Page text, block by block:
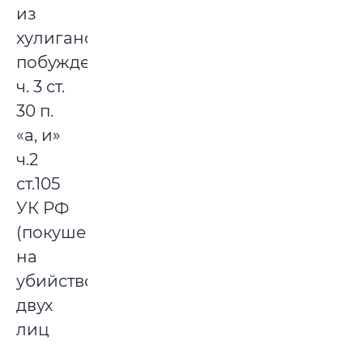
из
хулиганских
побуждений),
ч. 3 ст.
30 п.
«а, и»
ч.2
ст.105
УК РФ
(покушение
на
убийство
двух
лиц